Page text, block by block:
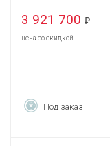
3 921 700 ₽
цена со скидкой
Под заказ